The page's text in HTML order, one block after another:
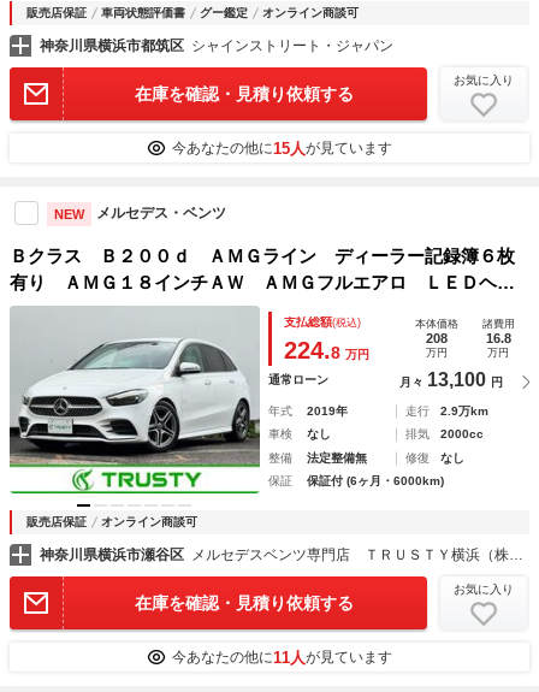
販売店保証 車両状態評価書 グー鑑定 オンライン商談可
神奈川県横浜市都筑区 シャインストリート・ジャパン
在庫を確認・見積り依頼する
お気に入り
今あなたの他に15人が見ています
NEW メルセデス・ベンツ
Ｂクラス Ｂ２００ｄ ＡＭＧライン ディーラー記録簿６枚
有り ＡＭＧ１８インチＡＷ ＡＭＧフルエアロ ＬＥＤヘッ
ドライト ハーフレザーシート ＨＤＤナビ フルセグＴＶ
ＢＴオーディオ Ｂカメラ レーダーセーフティＰＫＧ
支払総額(税込)
224.8 万円
本体価格
208
万円
諸費用
16.8
万円
通常ローン 月々 13,100 円
年式 2019年 走行
2.9万km
車検
なし 排気
2000cc
整備
法定整備無 修復
なし
保証
保証付 (6ヶ月・6000km)
販売店保証 オンライン商談可
神奈川県横浜市瀬谷区 メルセデスベンツ専門店 ＴＲＵＳＴＹ横浜（株）トラスト
在庫を確認・見積り依頼する
お気に入り
今あなたの他に11人が見ています